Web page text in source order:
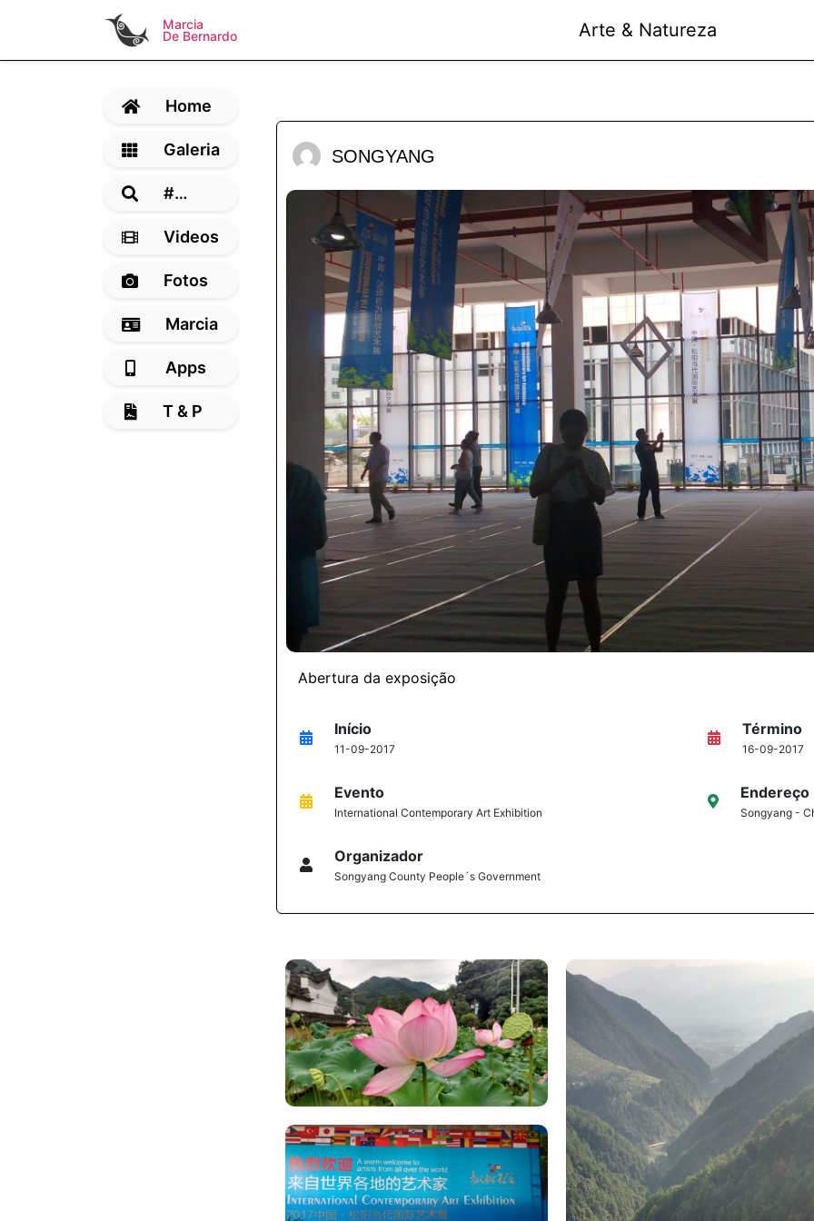
Marcia
De Bernardo Arte & Natureza
Home
Galeria
#…
Videos
Fotos
Marcia
Apps
T & P
SONGYANG
Abertura da exposição
Início
11-09-2017
Término
16-09-2017
Evento
International Contemporary Art Exhibition
Endereço
Songyang -
Organizador
Songyang County People´s Government